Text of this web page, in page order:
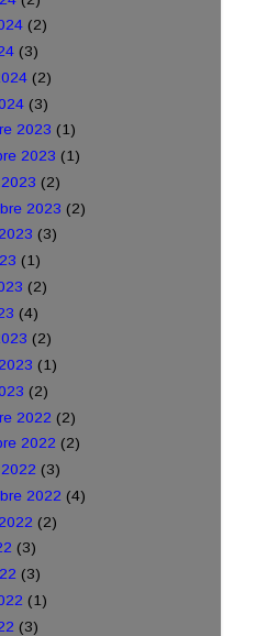
(2)
(3)
(2)
(3)
2023 (1)
2023 (1)
(2)
2023 (2)
(3)
(1)
(2)
(4)
(2)
(1)
(2)
2022 (2)
2022 (2)
(3)
2022 (4)
(2)
(3)
(3)
(1)
(3)